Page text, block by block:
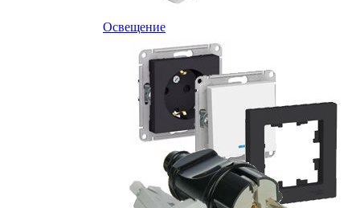
Освещение